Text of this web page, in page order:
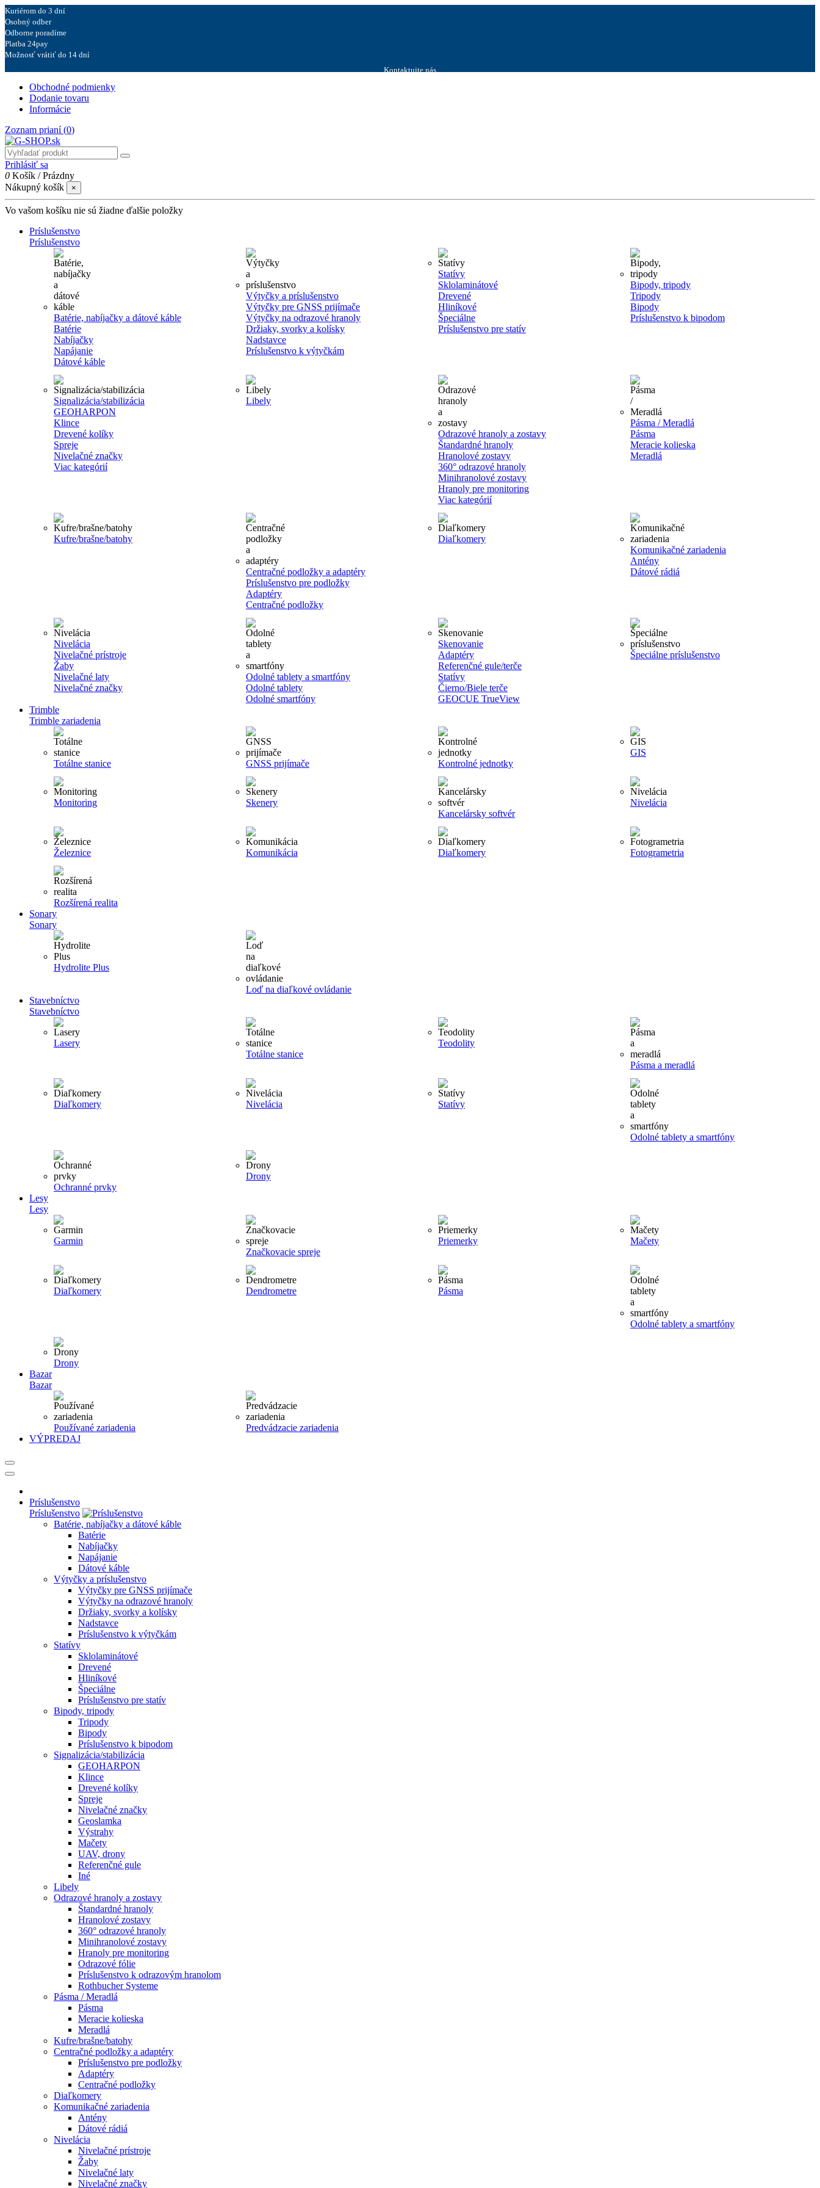
Kuriérom do 3 dní
Osobný odber
Odborne poradíme
Platba 24pay
Možnosť vrátiť do 14 dní
Kontaktujte nás
Obchodné podmienky
Dodanie tovaru
Informácie
Zoznam prianí (0)
Prihlásiť sa
0 Košík /Prázdny
Nákupný košík
×
Vo vašom košíku nie sú žiadne ďalšie položky
Príslušenstvo
Príslušenstvo
Batérie, nabíjačky a dátové káble
Batérie
Nabíjačky
Napájanie
Dátové káble
Výtyčky a príslušenstvo
Výtyčky pre GNSS prijímače
Výtyčky na odrazové hranoly
Držiaky, svorky a kolísky
Nadstavce
Príslušenstvo k výtyčkám
Statívy
Sklolaminátové
Drevené
Hliníkové
Špeciálne
Príslušenstvo pre statív
Bipody, tripody
Tripody
Bipody
Príslušenstvo k bipodom
Signalizácia/stabilizácia
GEOHARPON
Klince
Drevené kolíky
Spreje
Nivelačné značky
Viac kategórií
Libely
Odrazové hranoly a zostavy
Štandardné hranoly
Hranolové zostavy
360° odrazové hranoly
Minihranolové zostavy
Hranoly pre monitoring
Viac kategórií
Pásma / Meradlá
Pásma
Meracie kolieska
Meradlá
Kufre/brašne/batohy
Centračné podložky a adaptéry
Príslušenstvo pre podložky
Adaptéry
Centračné podložky
Diaľkomery
Komunikačné zariadenia
Antény
Dátové rádiá
Nivelácia
Nivelačné prístroje
Žaby
Nivelačné laty
Nivelačné značky
Odolné tablety a smartfóny
Odolné tablety
Odolné smartfóny
Skenovanie
Adaptéry
Referenčné gule/terče
Statívy
Čierno/Biele terče
GEOCUE TrueView
Špeciálne príslušenstvo
Trimble
Trimble zariadenia
Totálne stanice GNSS prijímače Kontrolné jednotky
GIS
Monitoring
Skenery
Kancelársky softvér
Nivelácia
Železnice Komunikácia Diaľkomery Fotogrametria
Rozšírená realita
Sonary
Sonary
Hydrolite Plus
Loď na diaľkové ovládanie
Stavebníctvo
Stavebníctvo
Lasery
Totálne stanice
Teodolity
Pásma a meradlá
Diaľkomery Nivelácia Statívy
Odolné tablety a smartfóny
Ochranné prvky
Drony
Lesy
Lesy
Garmin
Značkovacie spreje
Priemerky Mačety
Diaľkomery Dendrometre Pásma
Odolné tablety a smartfóny
Drony
Bazar
Bazar
Používané zariadenia
Predvádzacie zariadenia
VÝPREDAJ
Príslušenstvo
Príslušenstvo
Batérie, nabíjačky a dátové káble
Batérie
Nabíjačky
Napájanie
Dátové káble
Výtyčky a príslušenstvo
Výtyčky pre GNSS prijímače
Výtyčky na odrazové hranoly
Držiaky, svorky a kolísky
Nadstavce
Príslušenstvo k výtyčkám
Statívy
Sklolaminátové
Drevené
Hliníkové
Špeciálne
Príslušenstvo pre statív
Bipody, tripody
Tripody
Bipody
Príslušenstvo k bipodom
Signalizácia/stabilizácia
GEOHARPON
Klince
Drevené kolíky
Spreje
Nivelačné značky
Geoslamka
Výstrahy
Mačety
UAV, drony
Referenčné gule
Iné
Libely
Odrazové hranoly a zostavy
Štandardné hranoly
Hranolové zostavy
360° odrazové hranoly
Minihranolové zostavy
Hranoly pre monitoring
Odrazové fólie
Príslušenstvo k odrazovým hranolom
Rothbucher Systeme
Pásma / Meradlá
Pásma
Meracie kolieska
Meradlá
Kufre/brašne/batohy
Centračné podložky a adaptéry
Príslušenstvo pre podložky
Adaptéry
Centračné podložky
Diaľkomery
Komunikačné zariadenia
Antény
Dátové rádiá
Nivelácia
Nivelačné prístroje
Žaby
Nivelačné laty
Nivelačné značky